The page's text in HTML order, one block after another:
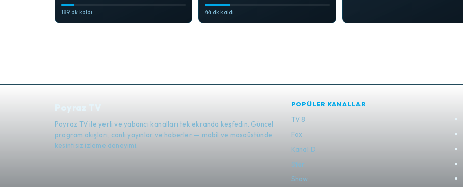
189 dk kaldı 44 dk kaldı
Poyraz TV ile yerli ve yabancı kanalları tek ekranda keşfedin. Güncel
program akışları, canlı yayınlar ve haberler — mobil ve masaüstünde
kesintisiz izleme deneyimi.
POPÜLER KANALLAR
TV 8
Fox
Kanal D
Star
Show